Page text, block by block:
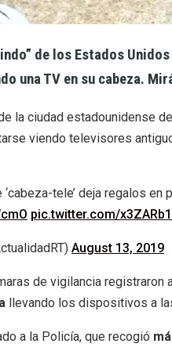
de los Estados
una TV en su cabeza.
la ciudad estadounidense
viendo televisores
tele’ deja regalos en
pic.twitter.com/
August 13, 2019
de vigilancia registraron
llevando los dispositivos a
a la Policía, que recogió